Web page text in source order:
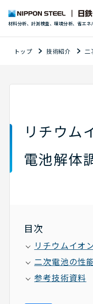
材料分析、計測検査、環境分析、省エネ
トップ 技術紹介 二
リチウム
電池解体
目次
リチウムイオ
二次電池の性
参考技術資料